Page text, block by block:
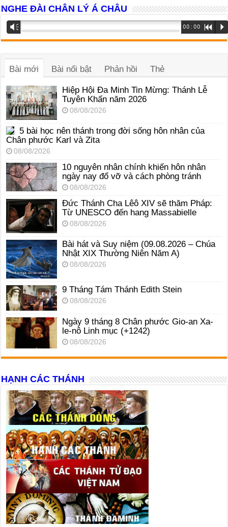
NGHE ĐÀI CHÂN LÝ Á CHÂU
Trình
phát
Vm 00:00 R P
Bài mới Bài nổi bật Phản hồi Thẻ
Hiệp Hội Đa Minh Tin Mừng: Thánh Lễ
Tuyên Khấn năm 2026
08/08/2026
5 bài học nên thánh trong đời sống hôn nhân của
Chân phước Karl và Zita
08/08/2026
10 nguyên nhân chính khiến hôn nhân
ngày nay đổ vỡ và cách phòng tránh
08/08/2026
Đức Thánh Cha Lêô XIV sẽ thăm Pháp:
Từ UNESCO đến hang Massabielle
08/08/2026
Bài hát và Suy niệm (09.08.2026 – Chúa
Nhật XIX Thường Niên Năm A)
08/08/2026
9 Tháng Tám Thánh Edith Stein
08/08/2026
Ngày 9 tháng 8 Chân phước Gio-an Xa-
le-nô Linh mục (+1242)
08/08/2026
HẠNH CÁC THÁNH